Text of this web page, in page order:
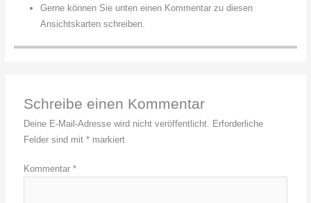
Gerne können Sie unten einen Kommentar zu diesen
Ansichtskarten schreiben.
Schreibe einen Kommentar
Deine E-Mail-Adresse wird nicht veröffentlicht. Erforderliche
Felder sind mit* markiert
Kommentar*